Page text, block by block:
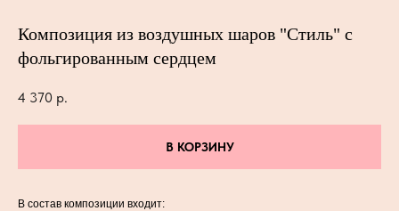
Композиция из воздушных шаров "Стиль" с
фольгированным сердцем
4 370 р.
В КОРЗИНУ
В состав композиции входит: